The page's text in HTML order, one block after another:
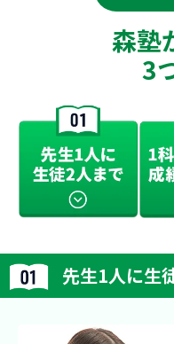
森塾
3
先生1人に生